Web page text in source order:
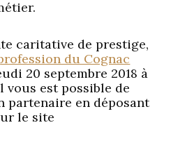
caritative de prestige,
du Cognac
20 septembre 2018 à
vous est possible de
partenaire en déposant
le site